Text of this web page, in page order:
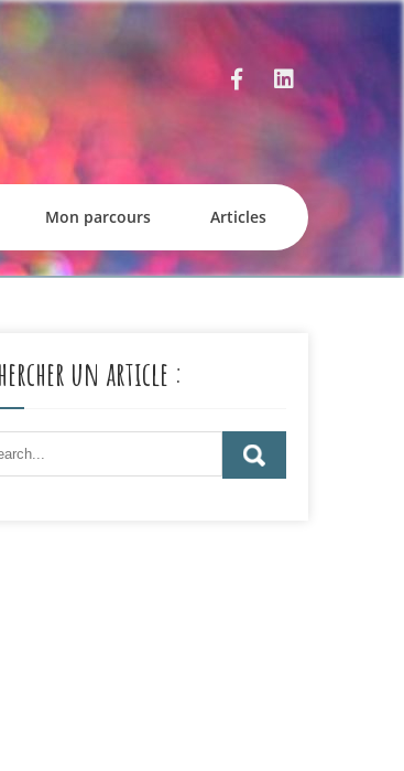
Mon parcours Articles
un article :